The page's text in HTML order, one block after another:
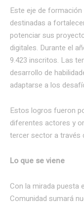
Este eje de
destinadas a
potenciar sus
digitales. Durante el
9.423 inscritos. Las
desarrollo de
adaptarse a los
Estos logros fueron
diferentes actores y
tercer sector a través
Lo que se viene
Con la mirada puesta
Comunidad sumará